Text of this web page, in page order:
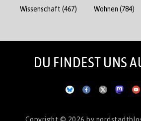
Wissenschaft (467) Wohnen (784)
DU FINDEST UNS
Copyright © 2026 by